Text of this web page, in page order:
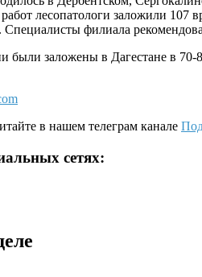
лесопатологи заложили
Специалисты филиала
были заложены в Дагестане в 70-
в нашем телеграм канале
сетях: